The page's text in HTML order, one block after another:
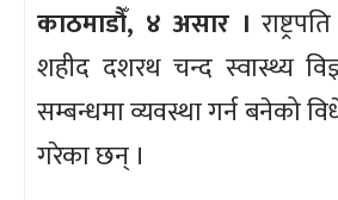
काठमाडौँ, ४ असार ।
शहीद दशरथ चन्द स्वास्थ्य
सम्बन्धमा व्यवस्था गर्न बनेको
गरेका छन् ।